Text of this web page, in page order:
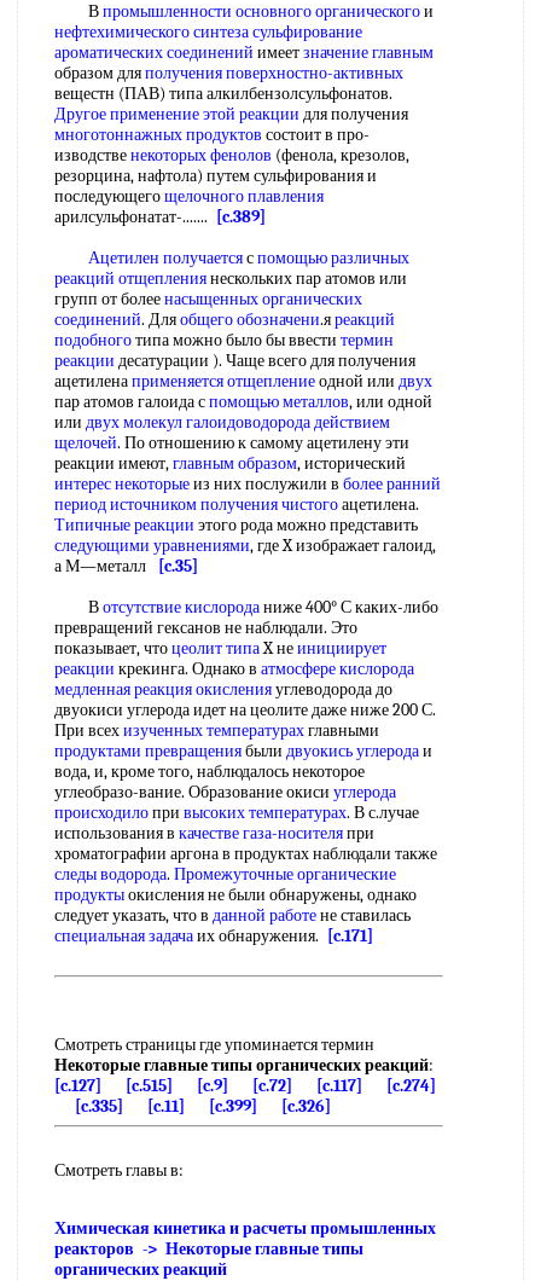
Впромышленности основного органическогои
нефтехимического синтезасульфирование
ароматических соединений имеетзначение главным
образом дляполучения поверхностно-активных
вещестн (ПАВ) типа алкилбензолсульфонатов.
Другое применениеэтой реакции для получения
многотоннажных продуктов состоит в про-
изводственекоторых фенолов (фенола, крезолов,
резорцина, нафтола) путем сульфирования и
последующегощелочного плавления
арилсульфонатат-.......
[c.389]
Ацетилен получаетсяспомощью различных
реакций отщеплениянескольких пар атомов или
групп от болеенасыщенных органических
соединений. Дляобщего обозначени.яреакций
подобноготипа можно было бы ввести термин
реакции десатурации ). Чаще всего для получения
ацетиленаприменяется отщеплениеодной или двух
пар атомов галоида спомощью металлов, или одной
или двухмолекул галоидоводородадействием
щелочей. По отношению к самому ацетилену эти
реакции имеют,главным образом, исторический
интерес некоторыеиз них послужили в более ранний
период источникомполучения чистогоацетилена.
Типичные реакции этого рода можно представить
следующими уравнениями, где X изображает галоид,
а М—металл
[c.35]
Вотсутствие кислороданиже 400° С каких-либо
превращений гексанов не наблюдали. Это
показывает, чтоцеолит типаX неинициирует
реакции крекинга. Однако в атмосфере кислорода
медленная реакция окисленияуглеводорода до
двуокиси углерода идет на цеолите даже ниже 200 С.
При всехизученных температурахглавными
продуктами превращениябыли двуокись углеродаи
вода, и, кроме того, наблюдалось некоторое
углеобразо-вание. Образование окиси углерода
происходилопри высоких температурах. В с.лучае
использования в качестве газа-носителяпри
хроматографии аргона в продуктах наблюдали также
следы водорода. Промежуточные органические
продуктыокисления не были обнаружены, однако
следует указать, что в данной работене ставилась
специальная задачаих обнаружения. [c.171]
Смотреть страницы где упоминается термин
Некоторые главные типы органических реакций:
[c.127]
[c.515] [c.9] [c.72] [c.117]
[c.274]
[c.335]
[c.11] [c.399] [c.326]
Смотреть главы в:
Химическая кинетика и расчеты промышленных
реакторов -> Некоторые главные типы
органических реакций